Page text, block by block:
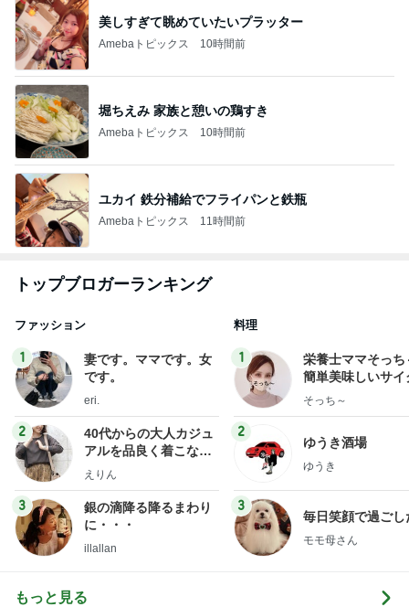
美しすぎて眺めていたいプラッター
Amebaトピックス 10時間前
堀ちえみ 家族と憩いの鶏すき
Amebaトピックス 10時間前
ユカイ 鉄分補給でフライパンと鉄瓶
Amebaトピックス 11時間前
トップブロガーランキング
ファッション
1
妻です。ママです。女
です。
eri.
2
40代からの大人カジュ
アルを品良く着こなす
ファッションブログ
えりん
3
銀の滴降る降るまわり
に・・・
illallan
料理
1
栄養士ママそっち
簡単美味しいサイ
献立
そっち～
2
ゆうき酒場
ゆうき
3
毎日笑顔で過ごし
モモ母さん
もっと見る